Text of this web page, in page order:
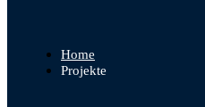
Home
Projekte